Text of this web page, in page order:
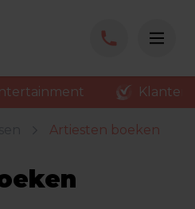
Artiesten boeken